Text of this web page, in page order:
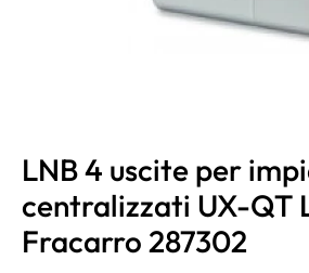
LNB 4 uscite per
centralizzati UX-QT
Fracarro 287302